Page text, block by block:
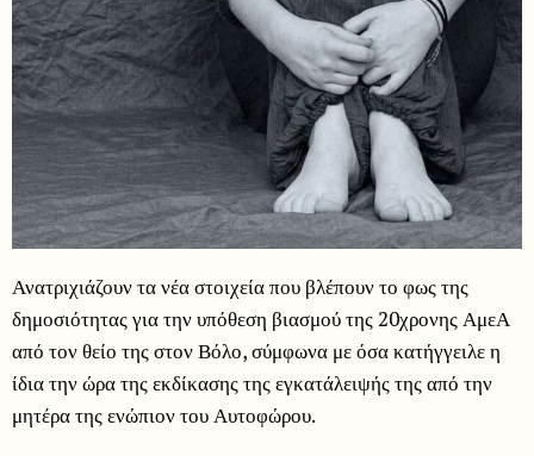
Ανατριχιάζουν τα νέα στοιχεία που βλέπουν το φως της
δημοσιότητας για την υπόθεση βιασμού της 20χρονης ΑμεΑ
από τον θείο της στον Βόλο, σύμφωνα με όσα κατήγγειλε η
ίδια την ώρα της εκδίκασης της εγκατάλειψής της από την
μητέρα της ενώπιον του Αυτοφώρου.